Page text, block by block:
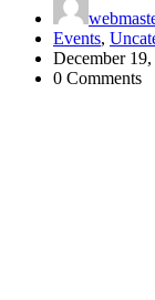
Events,
December
0 Comments